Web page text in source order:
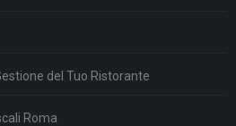
del Tuo Ristorante
Roma